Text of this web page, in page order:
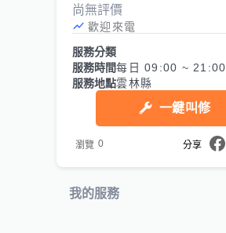
尚無評價
歡迎來電
服務分類
服務時間每日 09:00 ~ 21:00
服務地點雲林縣
一鍵叫修
瀏覽 0 分享
我的服務